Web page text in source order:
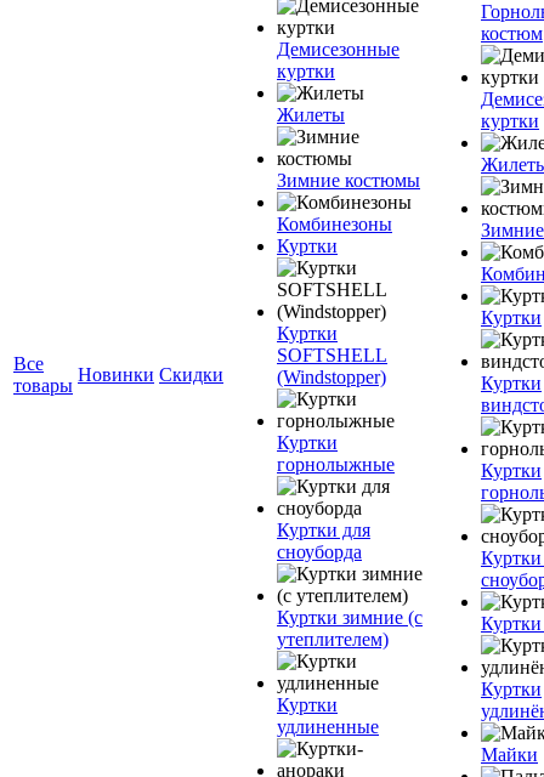
Все
товары
Новинки Скидки
Демисезонные
куртки
Жилеты
Зимние костюмы
Комбинезоны
Куртки
Куртки
SOFTSHELL
(Windstopper)
Куртки
горнолыжные
Куртки для
сноуборда
Куртки зимние (с
утеплителем)
Куртки
удлиненные
костюм
куртки
Куртки
Куртки
Куртки
Куртки
Куртки
Майки